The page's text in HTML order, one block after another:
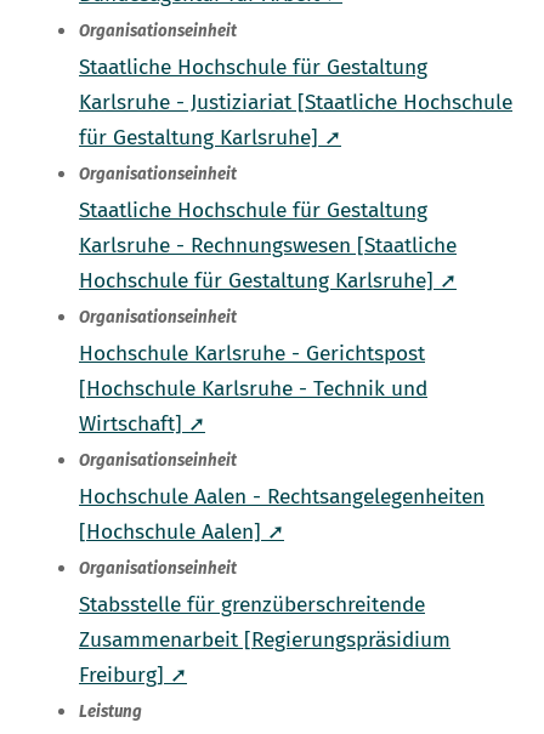
Organisationseinheit
Staatliche Hochschule für Gestaltung
Karlsruhe - Justiziariat [Staatliche Hochschule
für Gestaltung Karlsruhe] ➚
Organisationseinheit
Staatliche Hochschule für Gestaltung
Karlsruhe - Rechnungswesen [Staatliche
Hochschule für Gestaltung Karlsruhe] ➚
Organisationseinheit
Hochschule Karlsruhe - Gerichtspost
[Hochschule Karlsruhe - Technik und
Wirtschaft] ➚
Organisationseinheit
Hochschule Aalen - Rechtsangelegenheiten
[Hochschule Aalen] ➚
Organisationseinheit
Stabsstelle für grenzüberschreitende
Zusammenarbeit [Regierungspräsidium
Freiburg] ➚
Leistung